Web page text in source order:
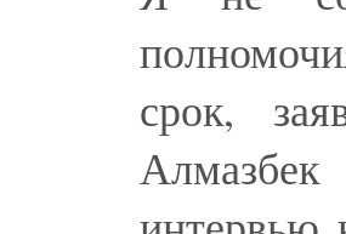
срок,